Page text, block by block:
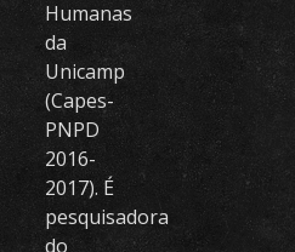
Humanas
da
Unicamp
(Capes-
PNPD
2016-
2017). É
pesquisadora
do